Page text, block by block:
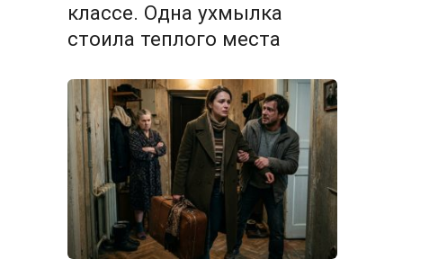
классе. Одна ухмылка
стоила теплого места